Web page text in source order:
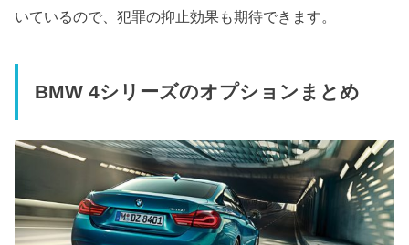
いているので、犯罪の抑止効果も期待できます。
BMW 4シリーズのオプションまとめ